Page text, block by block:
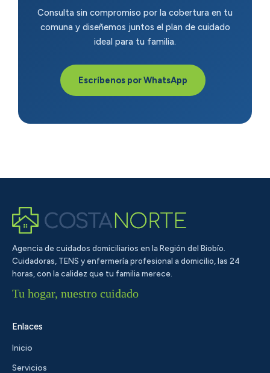
Consulta sin compromiso por la cobertura en tu
comuna y diseñemos juntos el plan de cuidado
ideal para tu familia.
Escríbenos por WhatsApp
Agencia de cuidados domiciliarios en la Región del Biobío.
Cuidadoras, TENS y enfermería profesional a domicilio, las 24
horas, con la calidez que tu familia merece.
Tu hogar, nuestro cuidado
Enlaces
Inicio
Servicios